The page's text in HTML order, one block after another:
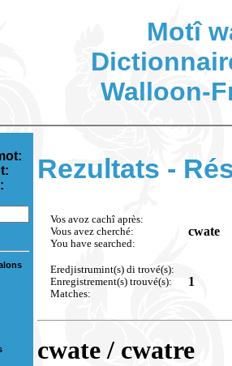
Motî
Walloon-
Rezultats -
Vos avoz cachî après:
Vous avez cherché:
You have searched:
cwate
Eredjistrumint(s) di trové(s):
Enregistrement(s) trouvé(s):
Matches:
1
cwate / cwatre